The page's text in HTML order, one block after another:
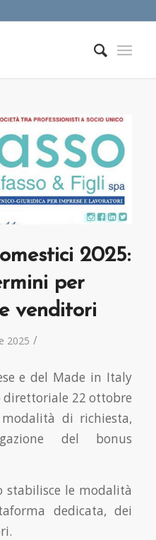
2025:
per
venditori
2025 /
e del Made in Italy
22 ottobre
di richiesta,
del bonus
stabilisce le modalità
dedicata, dei